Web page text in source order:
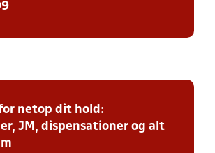
netop dit hold:
JM, dispensationer og alt